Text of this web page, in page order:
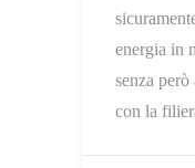
energia in
senza
con la